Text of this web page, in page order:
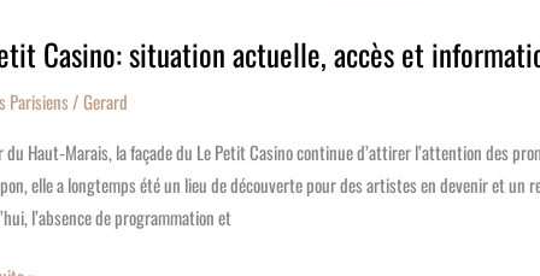
Casino: situation actuelle, accès et
Parisiens /Gerard
Haut‑Marais, la façade du Le Petit Casino continue d’attirer l’attention des
elle a longtemps été un lieu de découverte pour des artistes en devenir et un
l’absence de programmation et